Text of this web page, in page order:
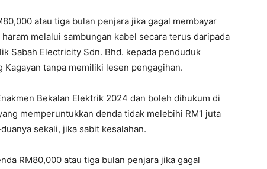
atau tiga bulan penjara jika gagal membayar
melalui sambungan kabel secara terus daripada
Sabah Electricity Sdn. Bhd. kepada penduduk
tanpa memiliki lesen pengagihan.
Bekalan Elektrik 2024 dan boleh dihukum di
memperuntukkan denda tidak melebihi RM1 juta
sekali, jika sabit kesalahan.
RM80,000 atau tiga bulan penjara jika gagal